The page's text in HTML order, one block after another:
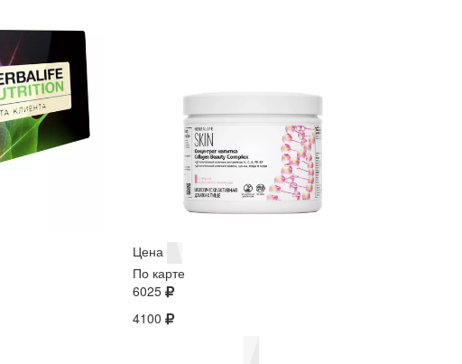
Цена
По карте
6025
4100